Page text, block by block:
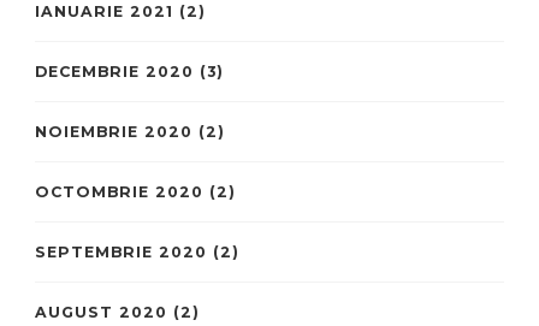
IANUARIE 2021 (2)
DECEMBRIE 2020 (3)
NOIEMBRIE 2020 (2)
OCTOMBRIE 2020 (2)
SEPTEMBRIE 2020 (2)
AUGUST 2020 (2)